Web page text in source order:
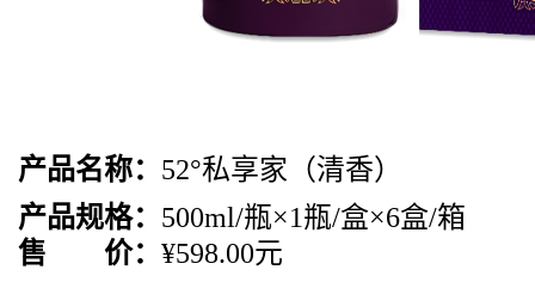
产品名称： 52°私享家（清香）
产品规格： 500ml/瓶×1瓶/盒×6盒/箱
售 价： ¥598.00元